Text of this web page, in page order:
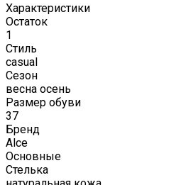
Характеристики
Остаток
1
Стиль
casual
Сезон
весна осень
Размер обуви
37
Бренд
Alce
Основные
Стелька